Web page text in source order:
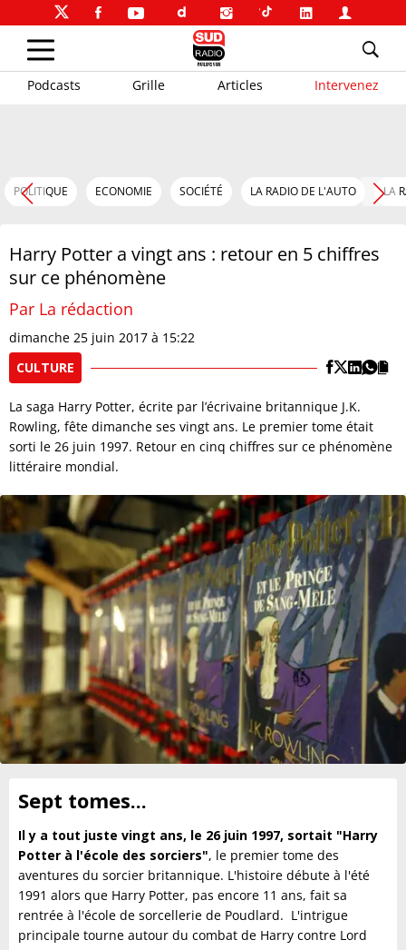
Podcasts Grille Articles Intervenez
POLITIQUE ECONOMIE SOCIÉTÉ LA RADIO DE L'AUTO LA
Harry Potter a vingt ans : retour en 5 chiffres
sur ce phénomène
Par La rédaction
dimanche 25 juin 2017 à 15:22
CULTURE
La saga Harry Potter, écrite par l’écrivaine britannique J.K.
Rowling, fête dimanche ses vingt ans. Le premier tome était
sorti le 26 juin 1997. Retour en cinq chiffres sur ce phénomène
littéraire mondial.
Sept tomes...
Il y a tout juste vingt ans, le 26 juin 1997, sortait "Harry
Potter à l'école des sorciers", le premier tome des
aventures du sorcier britannique. L'histoire débute à l'été
1991 alors que Harry Potter, pas encore 11 ans, fait sa
rentrée à l'école de sorcellerie de Poudlard. L'intrigue
principale tourne autour du combat de Harry contre Lord